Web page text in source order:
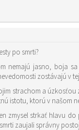
po smrti?
nemajú jasno, boja
zostávajú v
strachom a
istotu, ktorú v našom
zmysel strkať hlavu
zaujali správny